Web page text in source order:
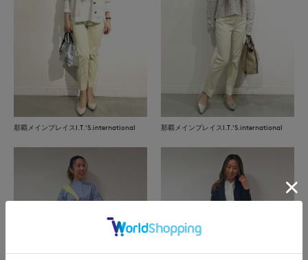
那覇メインプレイスI.T.'S.international 那覇メインプレイスI.T.'S.international